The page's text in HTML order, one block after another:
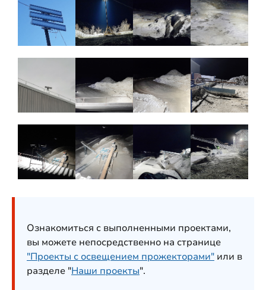
Ознакомиться с выполненными проектами,
вы можете непосредственно на странице
"Проекты с освещением прожекторами" или в
разделе "Наши проекты".